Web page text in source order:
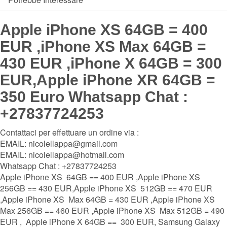
Apple iPhone XS 64GB = 400
EUR ,iPhone XS Max 64GB =
430 EUR ,iPhone X 64GB = 300
EUR,Apple iPhone XR 64GB =
350 Euro Whatsapp Chat :
+27837724253
Contattaci per effettuare un ordine via :
EMAIL: nicolellappa@gmail.com
EMAIL: nicolellappa@hotmail.com
Whatsapp Chat : +27837724253
Apple iPhone XS 64GB == 400 EUR ,Apple iPhone XS
256GB == 430 EUR,Apple iPhone XS 512GB == 470 EUR
,Apple iPhone XS Max 64GB = 430 EUR ,Apple iPhone XS
Max 256GB == 460 EUR ,Apple iPhone XS Max 512GB = 490
EUR , Apple iPhone X 64GB == 300 EUR, Samsung Galaxy